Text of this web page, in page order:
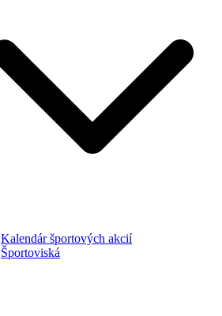
Kalendár športových akcií
Športoviská